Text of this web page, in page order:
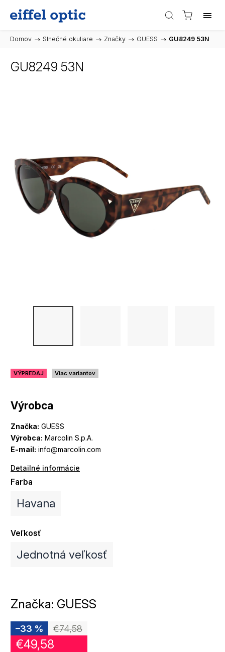
Domov / Slnečné okuliare / Značky / GUESS / GU8249 53N
GU8249 53N
Výrobca
Značka: GUESS
Výrobca: Marcolin S.p.A.
E-mail: info@marcolin.com
Detailné informácie
VÝPREDAJ Viac variantov
Farba
Havana
Veľkosť
Jednotná veľkosť
Značka: GUESS
€74,58
–33 %
€49,58